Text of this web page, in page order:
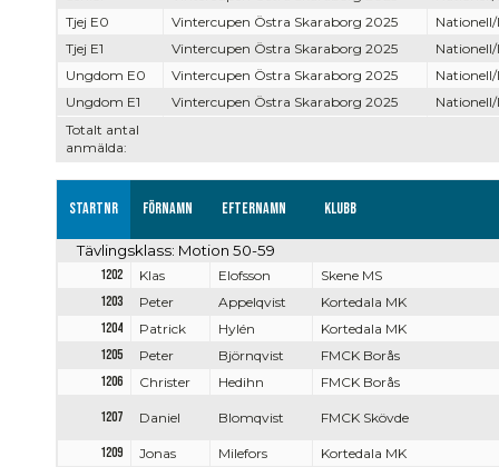
Totalt antal
anmälda:
Tjej E0
Vintercupen Östra Skaraborg 2025
Tjej E1
Vintercupen Östra Skaraborg 2025
Ungdom E0
Vintercupen Östra Skaraborg 2025
Ungdom E1
Vintercupen Östra Skaraborg 2025
Startnr Förnamn Efternamn Klubb
Tävlingsklass: Motion 50-59
1202 Klas Elofsson
Skene MS
1203
Peter Appelqvist
Kortedala MK
1204
Patrick Hylén
Kortedala MK
1205
Peter Björnqvist
FMCK Borås
1206
Christer Hedihn FMCK Borås
1207 Daniel Blomqvist FMCK Skövde
1209 Jonas Milefors
Kortedala MK